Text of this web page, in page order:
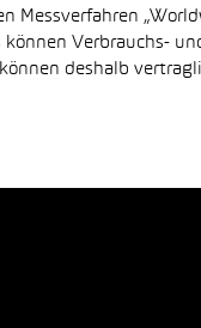
Messverfahren
Verbrauchs-
deshalb